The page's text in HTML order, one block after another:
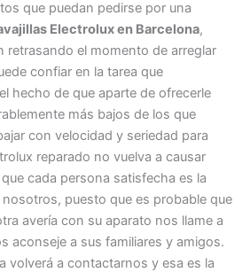
que puedan pedirse por una
Electrolux en Barcelona,
retrasando el momento de arreglar
confiar en la tarea que
hecho de que aparte de ofrecerle
más bajos de los que
con velocidad y seriedad para
reparado no vuelva a causar
cada persona satisfecha es la
puesto que es probable que
avería con su aparato nos llame a
aconseje a sus familiares y amigos.
volverá a contactarnos y esa es la